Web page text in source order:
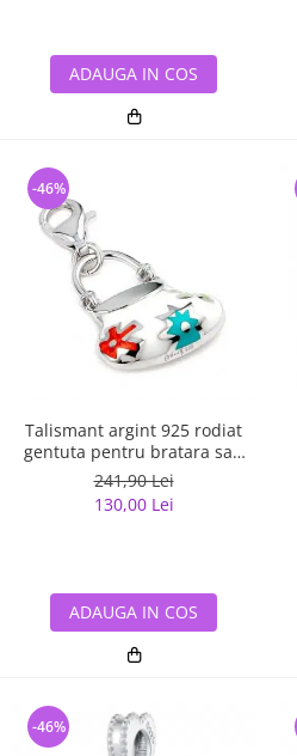
ADAUGA IN COS
Talismant argint 925 rodiat
gentuta pentru bratara sau
lant
241,90 Lei
130,00 Lei
-46%
ADAUGA IN COS
-46%